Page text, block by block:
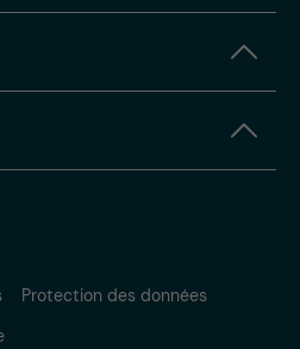
Protection des données